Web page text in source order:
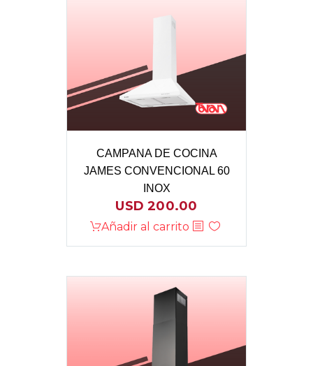
CAMPANA DE COCINA
JAMES CONVENCIONAL 60
INOX
USD200.00
Añadir al carrito